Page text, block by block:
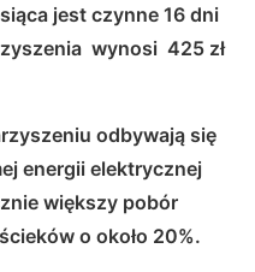
jest czynne 16 dni
wynosi 425 zł
odbywają się
energii elektrycznej
większy pobór
o około 20%.